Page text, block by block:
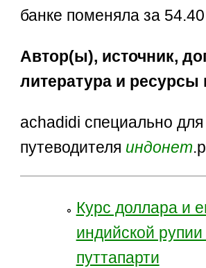
банке поменяла за 54.40
Автор(ы), источник,
литература и ресурсы
achadidi специально для
путеводителя индонет
Курс доллара и
индийской рупии
путтапарти